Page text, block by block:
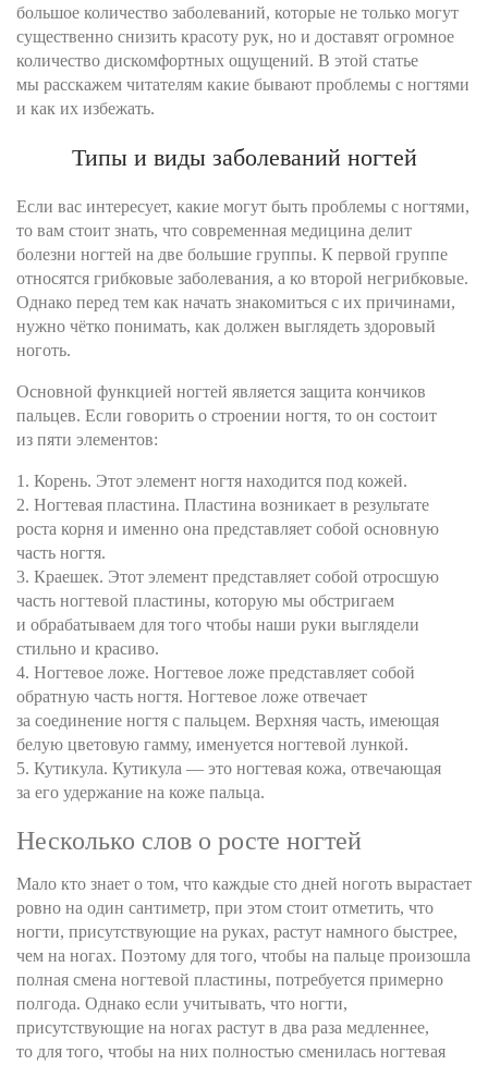
большое количество заболеваний, которые не только могут
существенно снизить красоту рук, но и доставят огромное
количество дискомфортных ощущений. В этой статье
мы расскажем читателям какие бывают проблемы с ногтями
и как их избежать.
Типы и виды заболеваний ногтей
Если вас интересует, какие могут быть проблемы с ногтями,
то вам стоит знать, что современная медицина делит
болезни ногтей на две большие группы. К первой группе
относятся грибковые заболевания, а ко второй негрибковые.
Однако перед тем как начать знакомиться с их причинами,
нужно чётко понимать, как должен выглядеть здоровый
ноготь.
Основной функцией ногтей является защита кончиков
пальцев. Если говорить о строении ногтя, то он состоит
из пяти элементов:
1. Корень. Этот элемент ногтя находится под кожей.
2. Ногтевая пластина. Пластина возникает в результате
роста корня и именно она представляет собой основную
часть ногтя.
3. Краешек. Этот элемент представляет собой отросшую
часть ногтевой пластины, которую мы обстригаем
и обрабатываем для того чтобы наши руки выглядели
стильно и красиво.
4. Ногтевое ложе. Ногтевое ложе представляет собой
обратную часть ногтя. Ногтевое ложе отвечает
за соединение ногтя с пальцем. Верхняя часть, имеющая
белую цветовую гамму, именуется ногтевой лункой.
5. Кутикула. Кутикула — это ногтевая кожа, отвечающая
за его удержание на коже пальца.
Несколько слов о росте ногтей
Мало кто знает о том, что каждые сто дней ноготь вырастает
ровно на один сантиметр, при этом стоит отметить, что
ногти, присутствующие на руках, растут намного быстрее,
чем на ногах. Поэтому для того, чтобы на пальце произошла
полная смена ногтевой пластины, потребуется примерно
полгода. Однако если учитывать, что ногти,
присутствующие на ногах растут в два раза медленнее,
то для того, чтобы на них полностью сменилась ногтевая